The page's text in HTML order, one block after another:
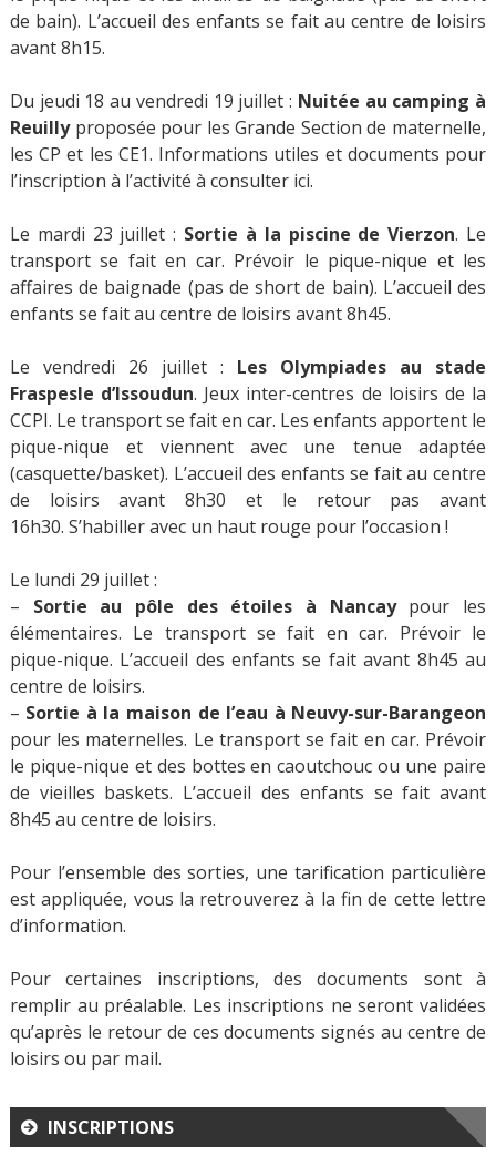
de bain). L’accueil des enfants se fait au centre de loisirs
avant 8h15.
Du jeudi 18 au vendredi 19 juillet : Nuitée au camping à
Reuillyproposée pour les Grande Section de maternelle,
les CP et les CE1. Informations utiles et documents pour
l’inscription à l’activité à consulter ici.
Le mardi 23 juillet : Sortie à la piscine de Vierzon. Le
transport se fait en car. Prévoir le pique-nique et les
affaires de baignade (pas de short de bain). L’accueil des
enfants se fait au centre de loisirs avant 8h45.
Le vendredi 26 juillet : Les Olympiades au stade
Fraspesle d’Issoudun. Jeux inter-centres de loisirs de la
CCPI. Le transport se fait en car. Les enfants apportent le
pique-nique et viennent avec une tenue adaptée
(casquette/basket). L’accueil des enfants se fait au centre
de loisirs avant 8h30 et le retour pas avant
16h30. S’habiller avec un haut rouge pour l’occasion !
Le lundi 29 juillet :
– Sortie au pôle des étoiles à Nancaypour les
élémentaires. Le transport se fait en car. Prévoir le
pique-nique. L’accueil des enfants se fait avant 8h45 au
centre de loisirs.
– Sortie à la maison de l’eau à Neuvy-sur-Barangeon
pour les maternelles. Le transport se fait en car. Prévoir
le pique-nique et des bottes en caoutchouc ou une paire
de vieilles baskets. L’accueil des enfants se fait avant
8h45 au centre de loisirs.
Pour l’ensemble des sorties, une tarification particulière
est appliquée, vous la retrouverez à la fin de cette lettre
d’information.
Pour certaines inscriptions, des documents sont à
remplir au préalable. Les inscriptions ne seront validées
qu’après le retour de ces documents signés au centre de
loisirs ou par mail.
INSCRIPTIONS